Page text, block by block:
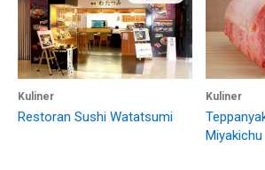
Kuliner
Restoran Sushi Watatsumi
Kuliner
Miyakichu